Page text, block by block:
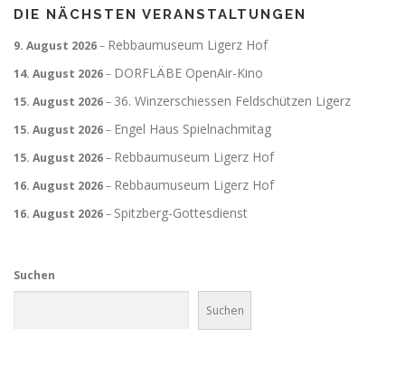
DIE NÄCHSTEN VERANSTALTUNGEN
9. August 2026– Rebbaumuseum Ligerz Hof
14. August 2026– DORFLÄBE OpenAir-Kino
15. August 2026– 36. Winzerschiessen Feldschützen Ligerz
15. August 2026– Engel Haus Spielnachmitag
15. August 2026– Rebbaumuseum Ligerz Hof
16. August 2026– Rebbaumuseum Ligerz Hof
16. August 2026– Spitzberg-Gottesdienst
Suchen
Suchen